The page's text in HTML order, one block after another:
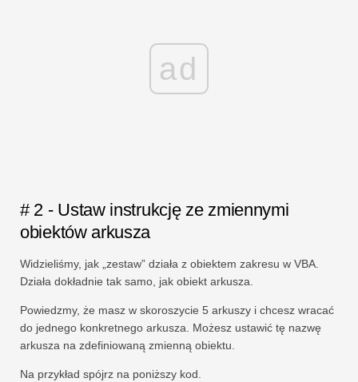
ad
# 2 - Ustaw instrukcję ze zmiennymi
obiektów arkusza
Widzieliśmy, jak „zestaw” działa z obiektem zakresu w VBA.
Działa dokładnie tak samo, jak obiekt arkusza.
Powiedzmy, że masz w skoroszycie 5 arkuszy i chcesz wracać
do jednego konkretnego arkusza. Możesz ustawić tę nazwę
arkusza na zdefiniowaną zmienną obiektu.
Na przykład spójrz na poniższy kod.